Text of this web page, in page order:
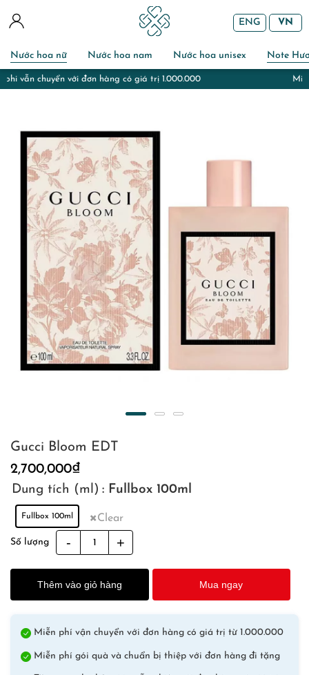
Nước hoa nữ Nước hoa nam Nước hoa unisex Note
ENG VN
Miễn phí gói quà và chuẩn bị thiệp với đơn hàng đi tặng
Gucci Bloom EDT
2,700,000₫
Dung tích (ml) : Fullbox 100ml
Fullbox 100ml Clear
Số lượng
Bloom
EDT
quantity
Thêm vào giỏ hàng Mua ngay
Miễn phí vận chuyển với đơn hàng có giá trị từ 1.000.000
Miễn phí gói quà và chuẩn bị thiệp với đơn hàng đi tặng